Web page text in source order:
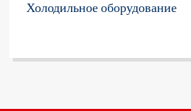
Холодильное оборудование